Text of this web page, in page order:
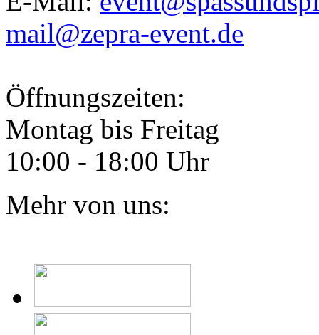
mail@zepra-event.de
Öffnungszeiten:
Montag bis Freitag
10:00 - 18:00 Uhr
Mehr von uns: